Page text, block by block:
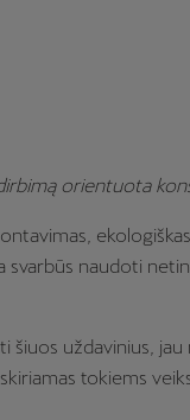
orientuota
svarbūs naudoti
šiuos uždavinius,
tokiems